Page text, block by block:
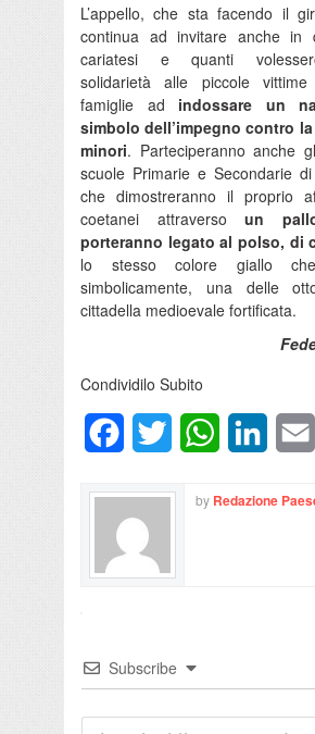
L’appello, che sta facendo il
continua ad invitare anche in
cariatesi e quanti
solidarietà alle piccole
famiglie ad indossare un
simbolo dell’impegno contro
minori. Parteciperanno anche
scuole Primarie e Secondarie
che dimostreranno il proprio
coetanei attraverso un
porteranno legato al polso, di
lo stesso colore giallo che
simbolicamente, una delle
cittadella medioevale fortificata.
Condividilo Subito
FacebookTwitter WhatsApp
by Redazione
Subscribe